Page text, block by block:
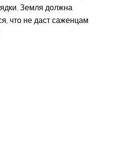
Земля должна
что не даст саженцам